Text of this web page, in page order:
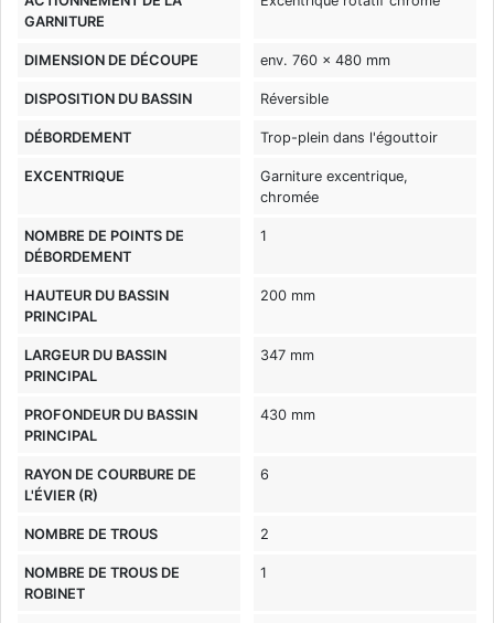
GARNITURE
DIMENSION DE DÉCOUPE env. 760 x 480 mm
DISPOSITION DU BASSIN Réversible
DÉBORDEMENT Trop-plein dans l'égouttoir
EXCENTRIQUE
Garniture excentrique,
chromée
NOMBRE DE POINTS DE
DÉBORDEMENT
1
HAUTEUR DU BASSIN
PRINCIPAL
200 mm
LARGEUR DU BASSIN
PRINCIPAL
347 mm
PROFONDEUR DU BASSIN
PRINCIPAL
430 mm
RAYON DE COURBURE DE
L'ÉVIER (R)
6
NOMBRE DE TROUS 2
NOMBRE DE TROUS DE
ROBINET
1